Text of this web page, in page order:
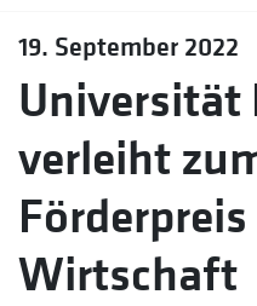
19. September 2022
Universität
verleiht
Wirtschaft